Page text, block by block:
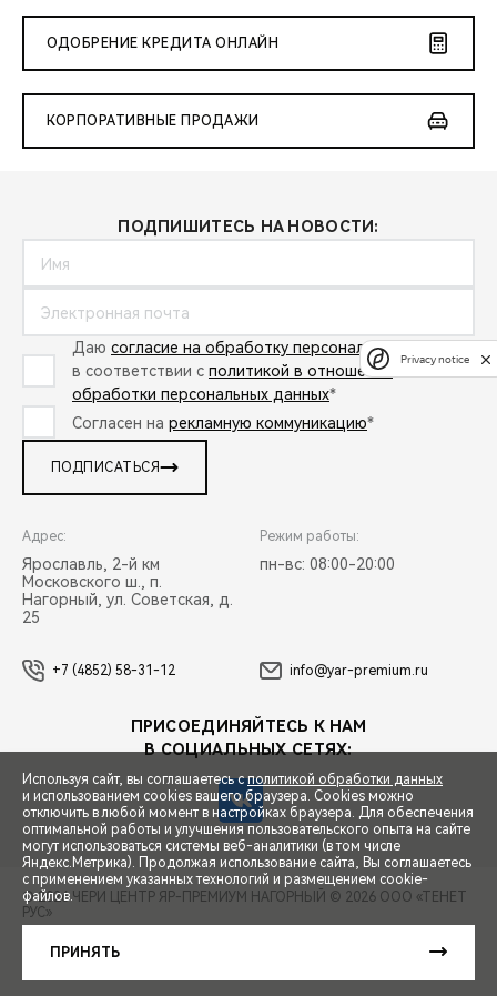
СПЕЦПРЕДЛОЖЕНИЯ
ЗАПИСЬ НА ТЕСТ-ДРАЙВ
ОДОБРЕНИЕ КРЕДИТА ОНЛАЙН
КОРПОРАТИВНЫЕ ПРОДАЖИ
ПОДПИШИТЕСЬ НА НОВОСТИ:
Даю согласие на обработку персональных данных
в соответствии с политикой в отношении
обработки персональных данных*
Согласен на рекламную коммуникацию*
ПОДПИСАТЬСЯ
Адрес:
Ярославль, 2-й км
Московского ш., п.
Нагорный, ул. Советская, д.
25
Режим работы:
пн-вс: 08:00-20:00
+7 (4852) 58-31-12 info@yar-premium.ru
ПРИСОЕДИНЯЙТЕСЬ К НАМ
В СОЦИАЛЬНЫХ СЕТЯХ:
© 2026 ЧЕРИ ЦЕНТР ЯР-ПРЕМИУМ НАГОРНЫЙ © 2026 ООО «ТЕНЕТ
РУС»
Сделано в ПЕРКС
Используя сайт, вы соглашаетесь сполитикой обработки данных
и использованием cookies вашего браузера. Cookies можно
отключить в любой момент в настройках браузера. Для обеспечения
оптимальной работы и улучшения пользовательского опыта на сайте
могут использоваться системы веб-аналитики (в том числе
Яндекс.Метрика). Продолжая использование сайта, Вы соглашаетесь
с применением указанных технологий и размещением cookie-
файлов.
ПРИНЯТЬ
Privacy notice